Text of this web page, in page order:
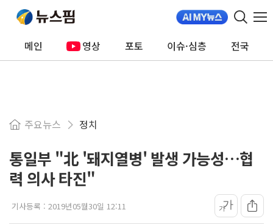
메인 영상 포토 이슈·심층 전국
주요뉴스 정치
통일부 "北 '돼지열병' 발생 가능성…협
력 의사 타진"
기사등록 : 2019년05월30일 12:11 가가